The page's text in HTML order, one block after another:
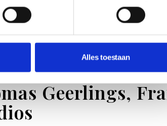
Alles toestaan
Geerlings,